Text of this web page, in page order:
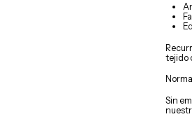
tejido
Sin